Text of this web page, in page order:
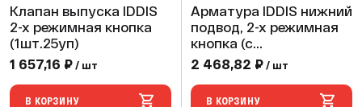
Клапан выпуска IDDIS
2-х режимная кнопка
(1шт.25уп)
1 657,16 ₽ / шт
В КОРЗИНУ
Арматура IDDIS нижний
подвод, 2-х режимная
кнопка (с
трапецевидной
прокладкой 02),
(1шт.20уп)
2 468,82 ₽ / шт
В КОРЗИНУ